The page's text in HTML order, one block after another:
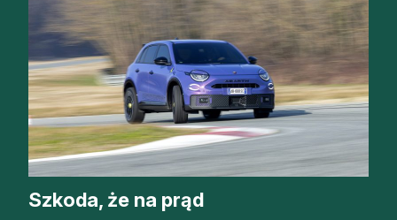
Szkoda, że na prąd